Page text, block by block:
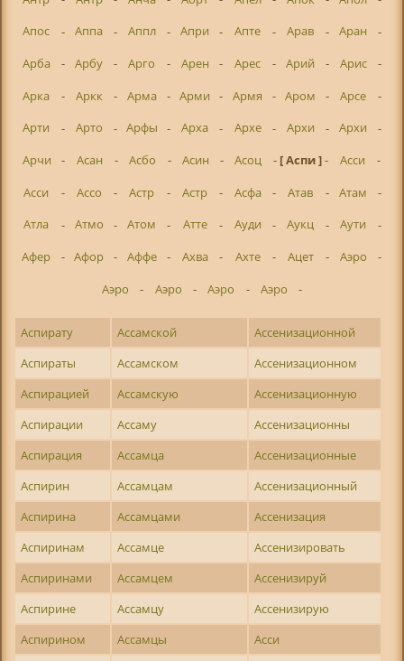
Апос
- Аппа - Аппл - Апри - Апте - Арав - Аран
-
Арба
- Арбу - Арго - Арен - Арес - Арий - Арис
-
Арка
- Аркк - Арма - Арми - Армя - Аром - Арсе
-
Арти
- Арто - Арфы - Арха - Архе - Архи - Архи
-
Арчи
- Асан - Асбо - Асин - Асоц - [ Аспи ]- Асси
-
Асси
- Ассо - Астр - Астр - Асфа - Атав - Атам
-
Атла
- Атмо - Атом - Атте - Ауди - Аукц - Аути
-
Афер
- Афор - Аффе - Ахва - Ахте - Ацет - Аэро
-
Аэро
- Аэро - Аэро - Аэро -
Аспирату Ассамской
Ассенизационной
Аспираты
Ассамском
Ассенизационном
Аспирацией
Ассамскую
Ассенизационную
Аспирации
Ассаму
Ассенизационны
Аспирация
Ассамца
Ассенизационные
Аспирин
Ассамцам
Ассенизационный
Аспирина
Ассамцами
Ассенизация
Аспиринам
Ассамце
Ассенизировать
Аспиринами
Ассамцем
Ассенизируй
Аспирине
Ассамцу
Ассенизирую
Аспирином
Ассамцы
Асси